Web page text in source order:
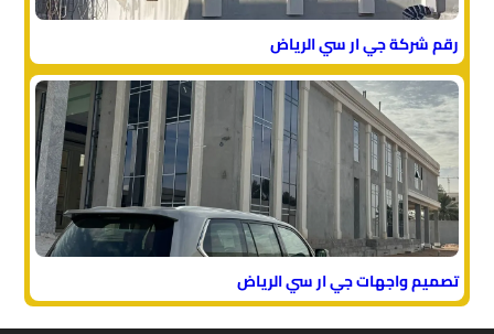
رقم شركة جي ار سي الرياض
تصميم واجهات جي ار سي الرياض